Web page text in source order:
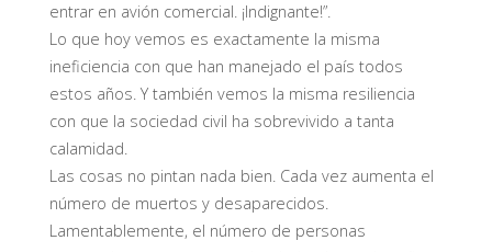
entrar en avión comercial. ¡Indignante!”.
Lo que hoy vemos es exactamente la misma
ineficiencia con que han manejado el país todos
estos años. Y también vemos la misma resiliencia
con que la sociedad civil ha sobrevivido a tanta
calamidad.
Las cosas no pintan nada bien. Cada vez aumenta el
número de muertos y desaparecidos.
Lamentablemente, el número de personas